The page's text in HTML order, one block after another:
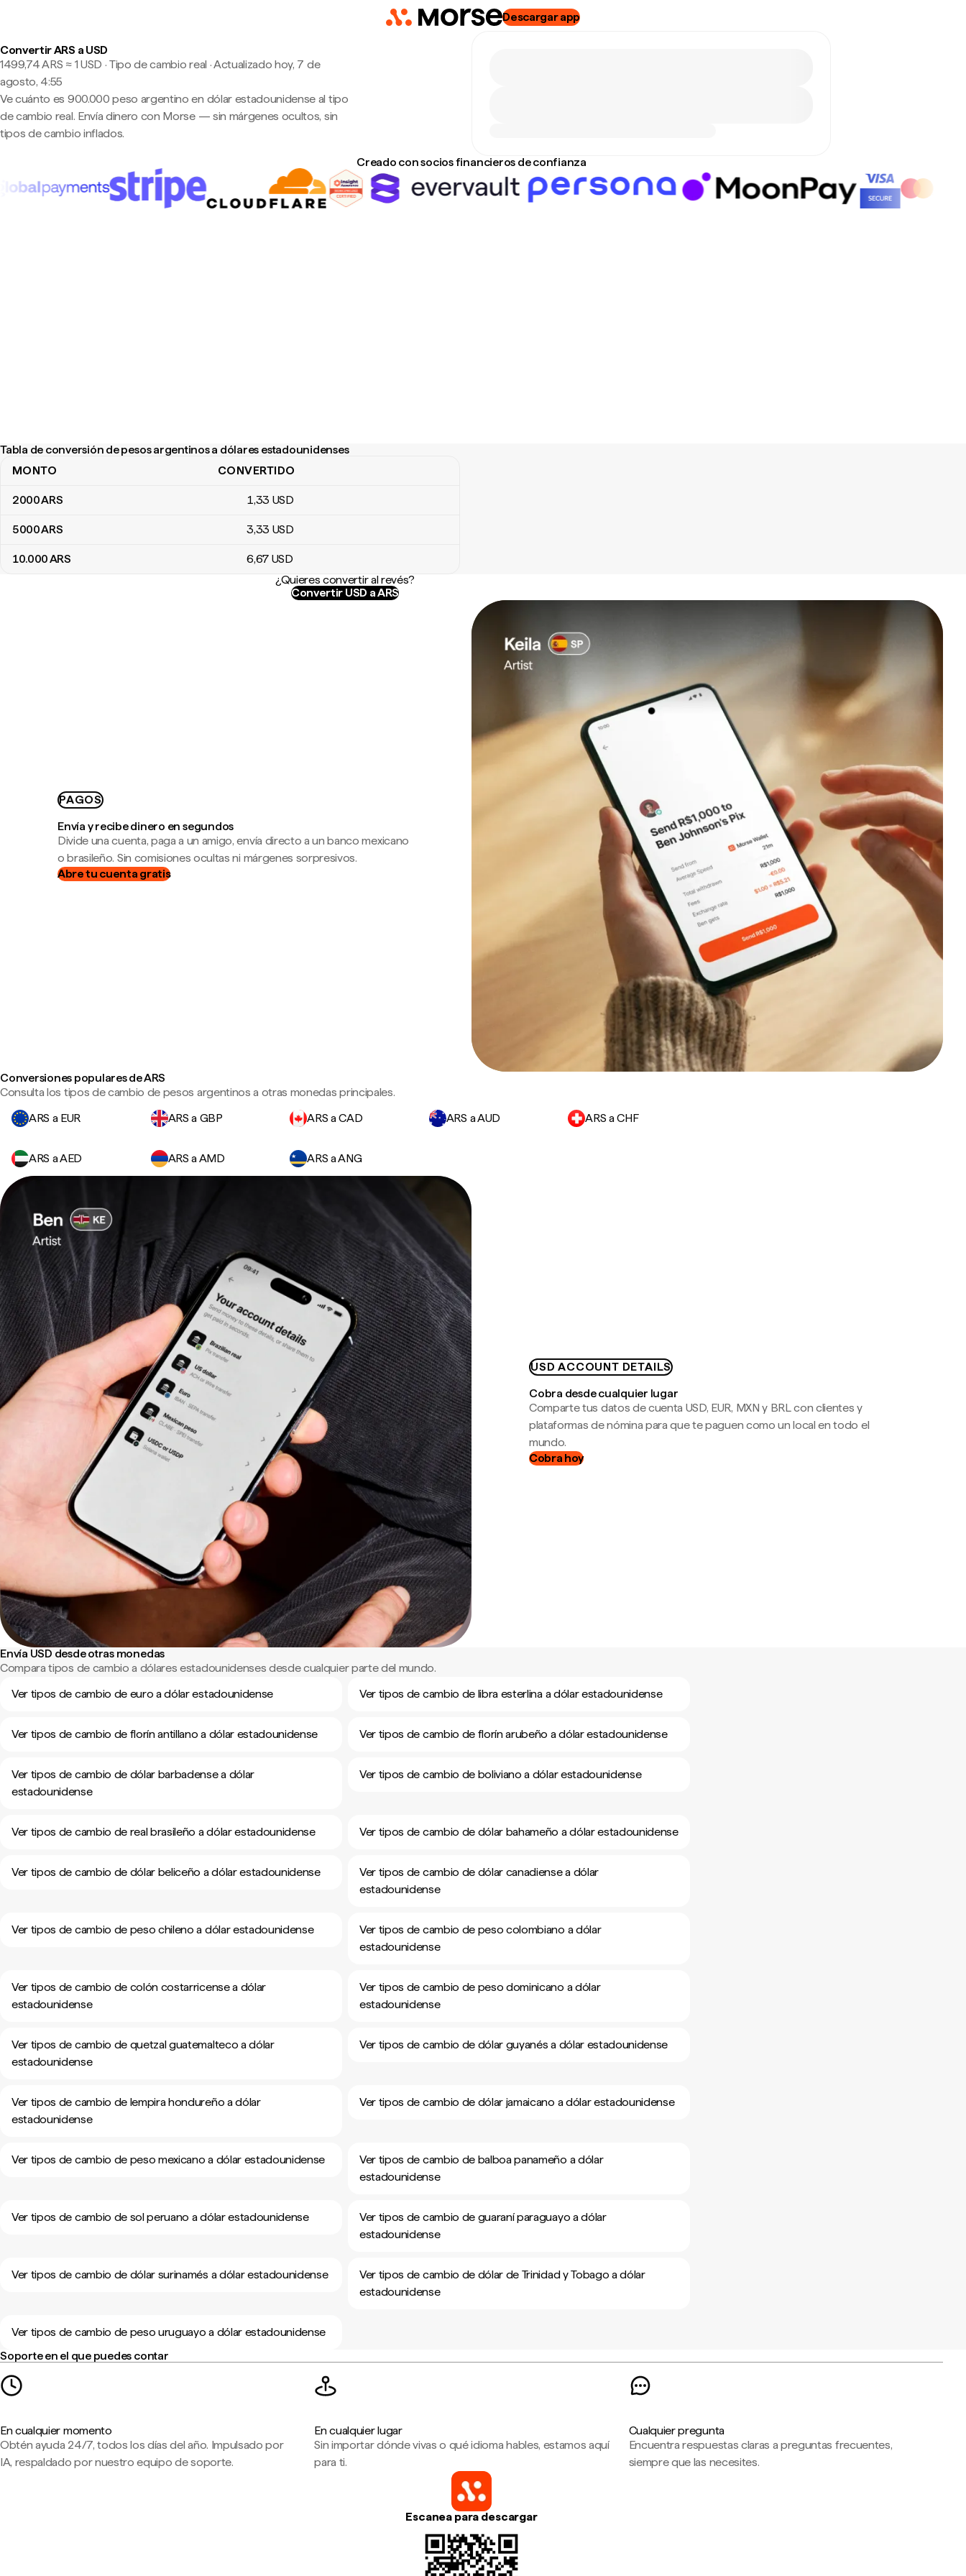
Descargar app
Convertir ARS a USD
1499,74 ARS ≈ 1 USD · Tipo de cambio real ·Actualizado hoy, 7 de
agosto, 4:55
Ve cuánto es 900.000 peso argentino en dólar estadounidense al tipo
de cambio real. Envía dinero con Morse — sin márgenes ocultos, sin
tipos de cambio inflados.
Creado con socios financieros de confianza
Tabla de conversión de pesos argentinos a dólares estadounidenses
Tabla de conversión de pesos argentinos a dólares estadounidenses
MONTO CONVERTIDO
2000ARS 1,33 USD
5000ARS 3,33 USD
10.000ARS 6,67 USD
¿Quieres convertir al revés?
Convertir USD a ARS
PAGOS
Envía y recibe dinero en segundos
Divide una cuenta, paga a un amigo, envía directo a un banco mexicano
o brasileño. Sin comisiones ocultas ni márgenes sorpresivos.
Abre tu cuenta gratis
Conversiones populares de ARS
Consulta los tipos de cambio de pesos argentinos a otras monedas principales.
ARS a EUR
ARS a GBP ARS a CAD ARS a AUD ARS a CHF
ARS a AED ARS a AMD ARS a ANG
USD ACCOUNT DETAILS
Cobra desde cualquier lugar
Comparte tus datos de cuenta USD, EUR, MXN y BRL con clientes y
plataformas de nómina para que te paguen como un local en todo el
mundo.
Cobra hoy
Envía USD desde otras monedas
Compara tipos de cambio a dólares estadounidenses desde cualquier parte del mundo.
Ver tipos de cambio de euro a dólar estadounidense
Ver tipos de cambio de libra esterlina a dólar estadounidense
Ver tipos de cambio de florín antillano a dólar estadounidense Ver tipos de cambio de florín arubeño a dólar estadounidense
Ver tipos de cambio de dólar barbadense a dólar
estadounidense
Ver tipos de cambio de boliviano a dólar estadounidense
Ver tipos de cambio de real brasileño a dólar estadounidense Ver tipos de cambio de dólar bahameño a dólar estadounidense
Ver tipos de cambio de dólar beliceño a dólar estadounidense
Ver tipos de cambio de dólar canadiense a dólar
estadounidense
Ver tipos de cambio de peso chileno a dólar estadounidense
Ver tipos de cambio de peso colombiano a dólar
estadounidense
Ver tipos de cambio de colón costarricense a dólar
estadounidense
Ver tipos de cambio de peso dominicano a dólar
estadounidense
Ver tipos de cambio de quetzal guatemalteco a dólar
estadounidense
Ver tipos de cambio de dólar guyanés a dólar estadounidense
Ver tipos de cambio de lempira hondureño a dólar
estadounidense
Ver tipos de cambio de dólar jamaicano a dólar estadounidense
Ver tipos de cambio de peso mexicano a dólar estadounidense
Ver tipos de cambio de balboa panameño a dólar
estadounidense
Ver tipos de cambio de sol peruano a dólar estadounidense
Ver tipos de cambio de guaraní paraguayo a dólar
estadounidense
Ver tipos de cambio de dólar surinamés a dólar estadounidense
Ver tipos de cambio de dólar de Trinidad y Tobago a dólar
estadounidense
Ver tipos de cambio de peso uruguayo a dólar estadounidense
Soporte en el que puedes contar
En cualquier momento
Obtén ayuda 24/7, todos los días del año. Impulsado por
IA, respaldado por nuestro equipo de soporte.
En cualquier lugar
Sin importar dónde vivas o qué idioma hables, estamos aquí
para ti.
Cualquier pregunta
Encuentra respuestas claras a preguntas frecuentes,
siempre que las necesites.
Escanea para descargar